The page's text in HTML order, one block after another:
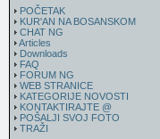
POČETAK
KUR'AN NA BOSANSKOM
CHAT NG
Articles
Downloads
FAQ
FORUM NG
WEB STRANICE
KATEGORIJE NOVOSTI
KONTAKTIRAJTE @
POŠALJI SVOJ FOTO
TRAŽI